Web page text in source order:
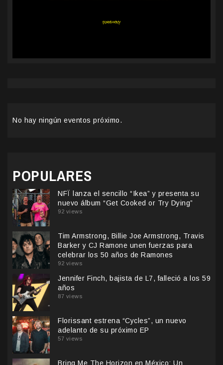
No hay ningún eventos próximo.
POPULARES
NFÏ lanza el sencillo “Ikea” y presenta su
nuevo álbum “Get Cooked or Try Dying”
92 views
Tim Armstrong, Billie Joe Armstrong, Travis
Barker y CJ Ramone unen fuerzas para
celebrar los 50 años de Ramones
92 views
Jennifer Finch, bajista de L7, falleció a los 59
años
87 views
Florissant estrena “Cycles”, un nuevo
adelanto de su próximo EP
57 views
Bring Me The Horizon en México: Un